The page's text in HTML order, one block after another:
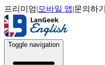
프리미엄| 모바일 앱|문의하기
Toggle navigation